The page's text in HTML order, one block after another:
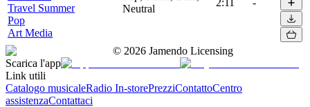
Travel Summer
Pop
Art Media
Neutral
© 2026 Jamendo Licensing
Scarica l'app
Link utili
Catalogo musicaleRadio In-storePrezziContattoCentro
assistenzaContattaci